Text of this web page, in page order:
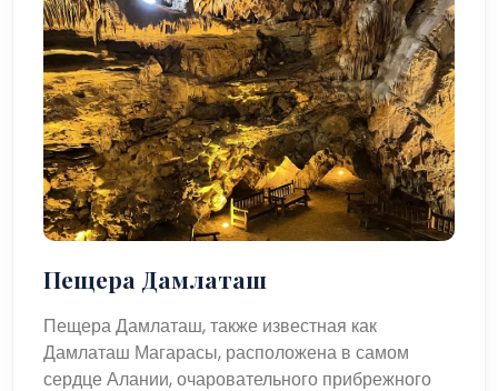
Пещера Дамлаташ
Пещера Дамлаташ, также известная как
Дамлаташ Магарасы, расположена в самом
сердце Алании, очаровательного прибрежного